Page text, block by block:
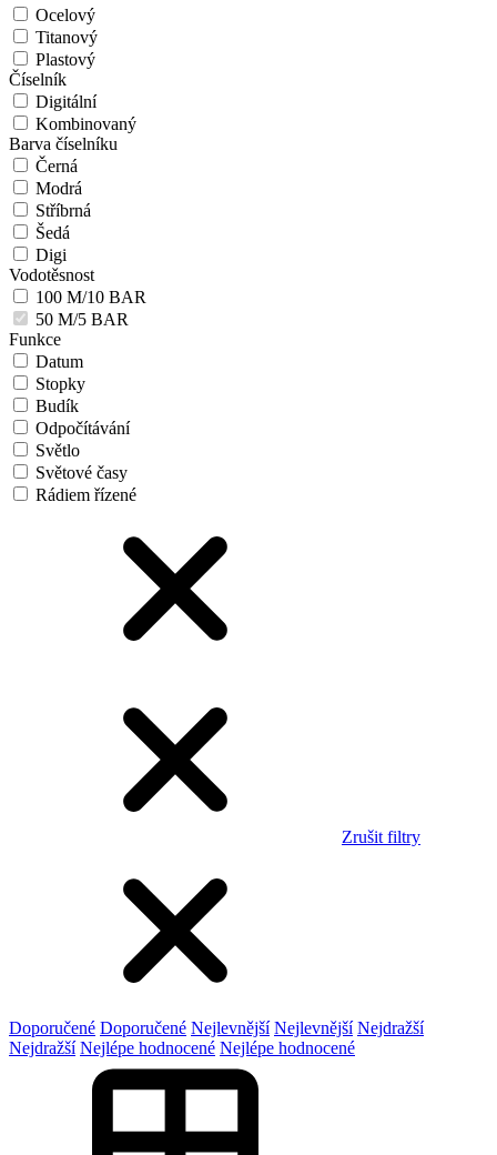
Ocelový
Titanový
Plastový
Číselník
Digitální
Kombinovaný
Barva číselníku
Černá
Modrá
Stříbrná
Šedá
Digi
Vodotěsnost
100 M/10 BAR
50 M/5 BAR
Funkce
Datum
Stopky
Budík
Odpočítávání
Světlo
Světové časy
Rádiem řízené
Zrušit filtry
Doporučené Doporučené Nejlevnější Nejlevnější Nejdražší
Nejdražší Nejlépe hodnocené Nejlépe hodnocené